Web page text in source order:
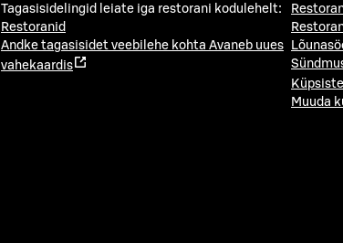
Tagasisidelingid leiate iga restorani kodulehelt:
Restoranid
Andke tagasisidet veebilehe kohta Avaneb uues
vahekaardis
Muuda